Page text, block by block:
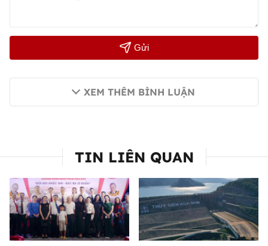
Gửi
XEM THÊM BÌNH LUẬN
TIN LIÊN QUAN